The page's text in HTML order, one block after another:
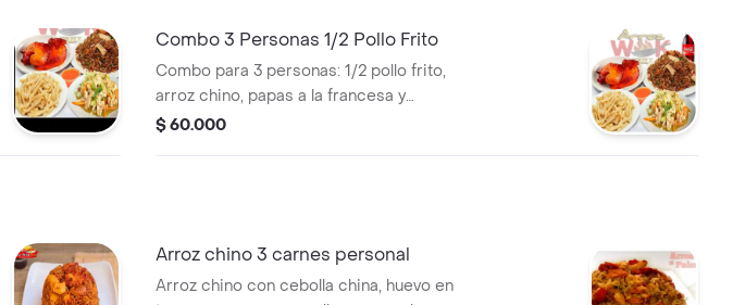
Combo 3 Personas 1/2 Pollo Frito
Combo para 3 personas: 1/2 pollo frito,
arroz chino, papas a la francesa y
gaseosa de 1 litro.
$ 60.000
Arroz chino 3 carnes personal
Arroz chino con cebolla china, huevo en